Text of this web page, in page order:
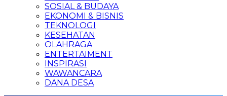
SOSIAL & BUDAYA
EKONOMI & BISNIS
TEKNOLOGI
KESEHATAN
OLAHRAGA
ENTERTAIMENT
INSPIRASI
WAWANCARA
DANA DESA